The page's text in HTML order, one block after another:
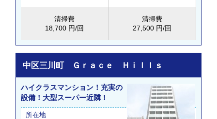
清掃費
18,700 円/回
清掃費
27,500 円/回
中区三川町 Ｇｒａｃｅ Ｈｉｌｌｓ
ハイクラスマンション！充実の
設備！大型スーパー近隣！
所在地